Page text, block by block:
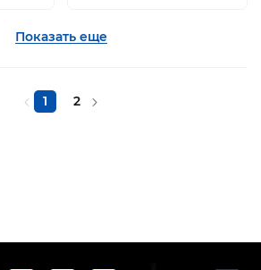
Показать еще
1 2